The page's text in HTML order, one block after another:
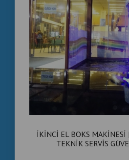
İKİNCİ EL BOKS MAKİNESİ
TEKNİK SERVİS